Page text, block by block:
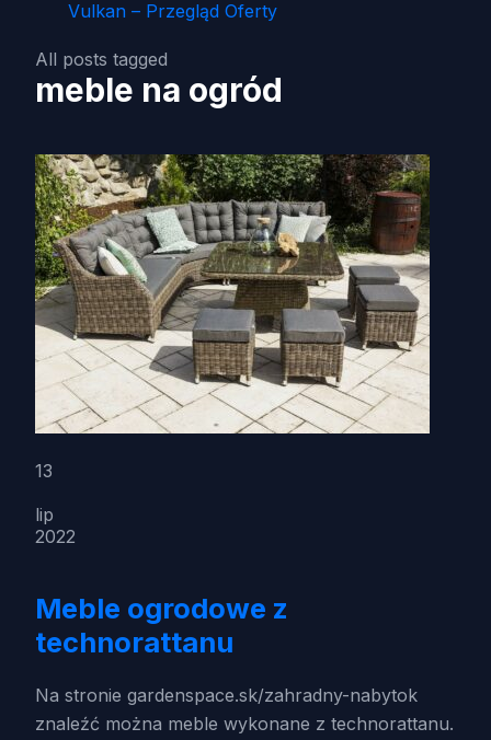
Vulkan – Przegląd Oferty
All posts tagged
meble na ogród
13
lip
2022
Meble ogrodowe z
technorattanu
Na stronie gardenspace.sk/zahradny-nabytok
znaleźć można meble wykonane z technorattanu.